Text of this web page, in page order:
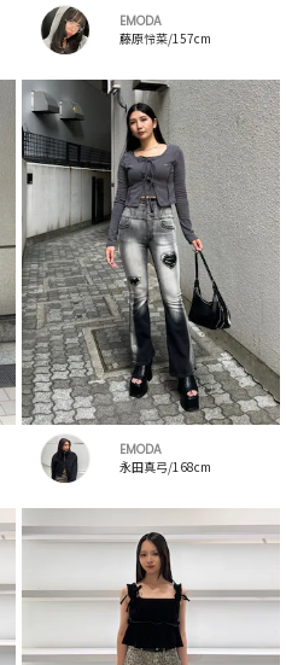
EMODA
藤原怜菜/157cm
EMODA
永田真弓/168cm